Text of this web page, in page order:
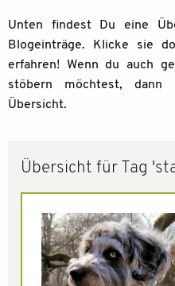
Unten findest Du eine
Blogeinträge. Klicke sie
erfahren! Wenn du auch
stöbern möchtest,
Übersicht.
Übersicht für Tag